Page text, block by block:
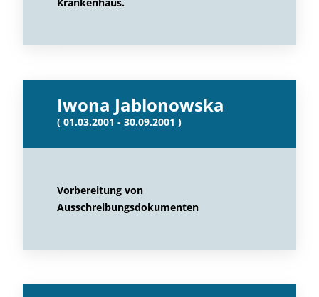
Iwona Jablonowska
( 01.03.2001 - 30.09.2001 )
Vorbereitung von
Ausschreibungsdokumenten